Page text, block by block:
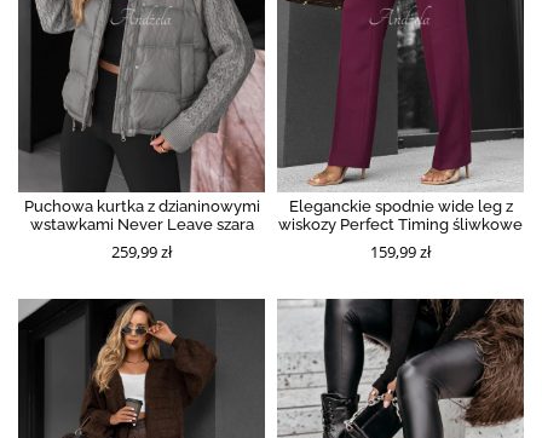
Puchowa kurtka z dzianinowymi
wstawkami Never Leave szara
259,99 zł
Eleganckie spodnie wide leg z
wiskozy Perfect Timing śliwkowe
159,99 zł